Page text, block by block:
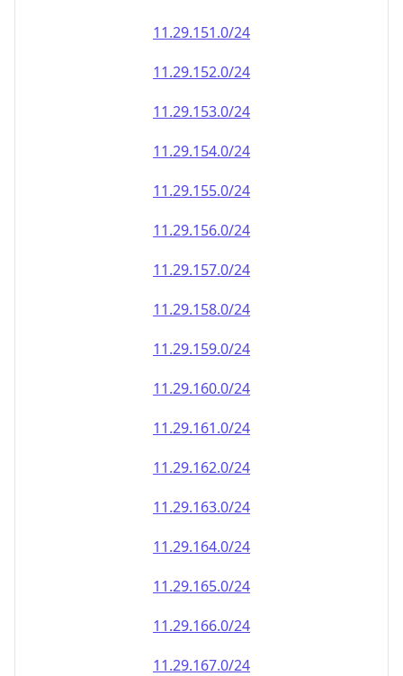
11.29.151.0/24
11.29.152.0/24
11.29.153.0/24
11.29.154.0/24
11.29.155.0/24
11.29.156.0/24
11.29.157.0/24
11.29.158.0/24
11.29.159.0/24
11.29.160.0/24
11.29.161.0/24
11.29.162.0/24
11.29.163.0/24
11.29.164.0/24
11.29.165.0/24
11.29.166.0/24
11.29.167.0/24